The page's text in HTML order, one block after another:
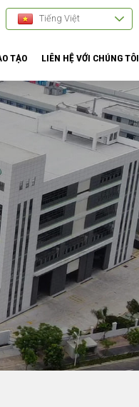
Tiếng Việt
TẠO LIÊN HỆ VỚI CHÚNG TÔI